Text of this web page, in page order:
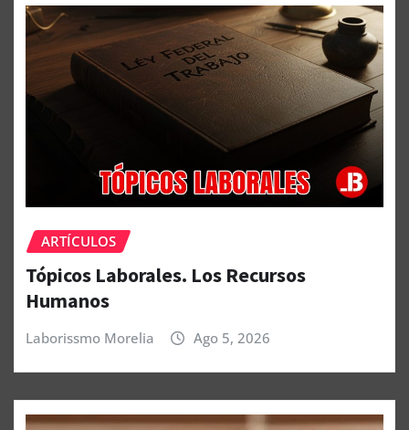
ARTÍCULOS
Tópicos Laborales. Los Recursos
Humanos
Laborissmo Morelia Ago 5, 2026